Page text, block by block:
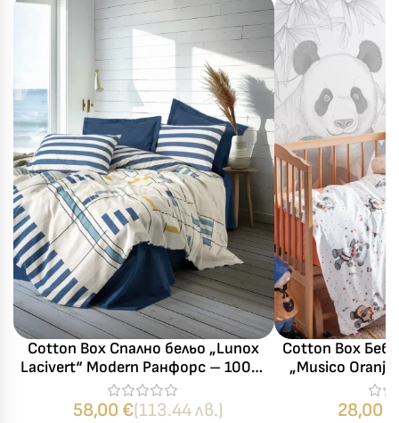
Cotton Box Спално бельо „Lunox
Lacivert“ Modern Ранфорс – 100%
памук – 4 части – за спалня
58,00 €(113.44 лв.)
Cotton Box
„Musico
100%
28,00